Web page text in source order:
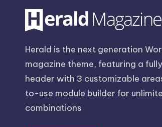
Herald is the next generation
magazine theme, featuring a
header with 3 customizable
to-use module builder for
combinations